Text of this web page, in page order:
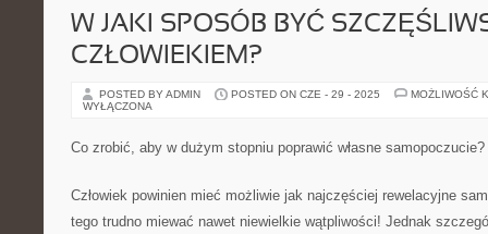
W JAKI SPOSÓB BYĆ
CZŁOWIEKIEM?
POSTED BY ADMIN POSTED ON CZE - 29 - 2025
MOŻLIWOŚĆ
WYŁĄCZONA
Co zrobić, aby w dużym stopniu poprawić własne samopoczucie?
Człowiek powinien mieć możliwie jak najczęściej rewelacyjne
tego trudno miewać nawet niewielkie wątpliwości! Jednak